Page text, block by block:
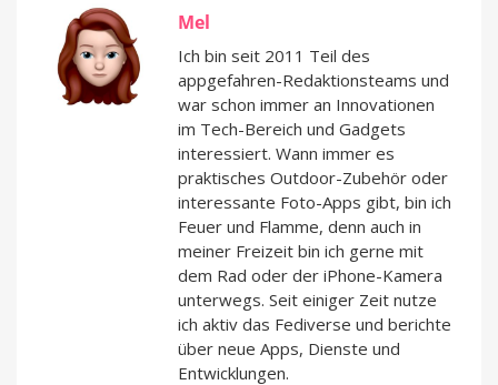
Mel
Ich bin seit 2011 Teil des
appgefahren-Redaktionsteams und
war schon immer an Innovationen
im Tech-Bereich und Gadgets
interessiert. Wann immer es
praktisches Outdoor-Zubehör oder
interessante Foto-Apps gibt, bin ich
Feuer und Flamme, denn auch in
meiner Freizeit bin ich gerne mit
dem Rad oder der iPhone-Kamera
unterwegs. Seit einiger Zeit nutze
ich aktiv das Fediverse und berichte
über neue Apps, Dienste und
Entwicklungen.